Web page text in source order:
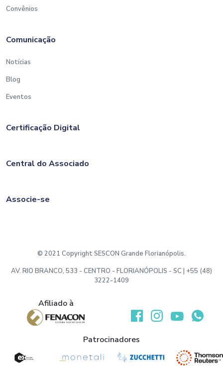
Convênios
Comunicação
Notícias
Blog
Eventos
Certificação Digital
Central do Associado
Associe-se
© 2021 Copyright SESCON Grande Florianópolis.
AV. RIO BRANCO, 533 - CENTRO - FLORIANÓPOLIS - SC | +55 (48)
3222-1409
Afiliado à
Desenvolvido por:
Patrocinadores